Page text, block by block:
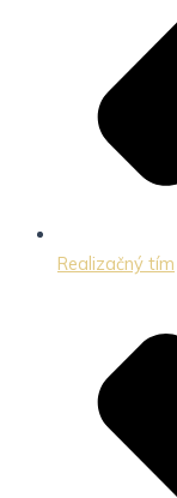
Realizačný tím